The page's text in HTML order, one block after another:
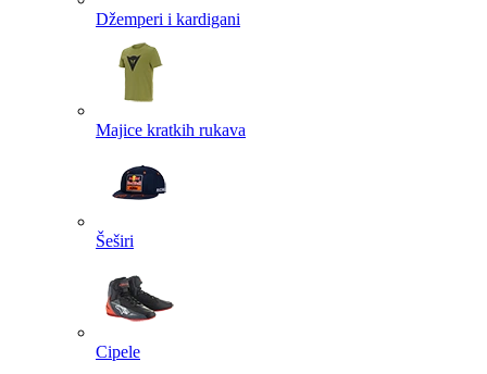
Džemperi i kardigani
Majice kratkih rukava
Šeširi
Cipele